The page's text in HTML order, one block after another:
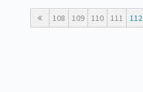
108 109 110 111 112